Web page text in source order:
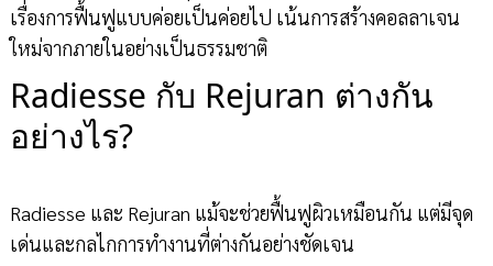
เรื่องการฟื้นฟูแบบค่อยเป็นค่อยไป เน้นการสร้างคอลลาเจน
ใหม่จากภายในอย่างเป็นธรรมชาติ
Radiesse กับ Rejuran ต่างกัน
อย่างไร?
Radiesse และ Rejuran แม้จะช่วยฟื้นฟูผิวเหมือนกัน แต่มีจุด
เด่นและกลไกการทำงานที่ต่างกันอย่างชัดเจน